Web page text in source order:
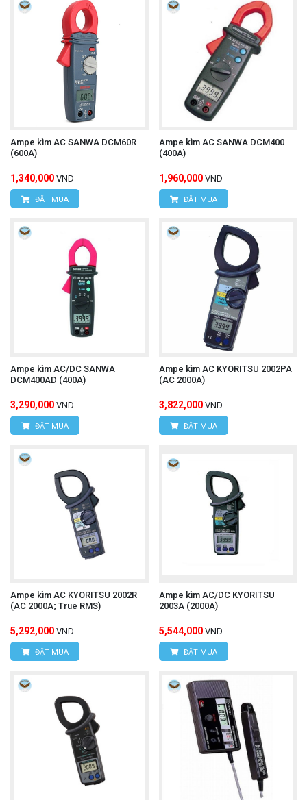
Ampe kìm AC SANWA DCM60R
(600A)
1,340,000 VND
ĐẶT MUA
Ampe kìm AC SANWA DCM400
(400A)
1,960,000 VND
ĐẶT MUA
Ampe kìm AC/DC SANWA
DCM400AD (400A)
3,290,000 VND
ĐẶT MUA
Ampe kìm AC KYORITSU 2002PA
(AC 2000A)
3,822,000 VND
ĐẶT MUA
Ampe kìm AC KYORITSU 2002R
(AC 2000A; True RMS)
5,292,000 VND
ĐẶT MUA
Ampe kìm AC/DC KYORITSU
2003A (2000A)
5,544,000 VND
ĐẶT MUA